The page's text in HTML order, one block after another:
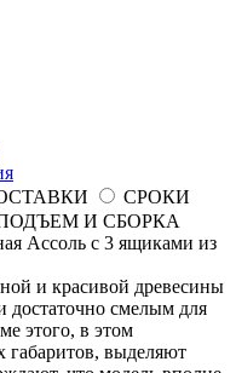
СРОКИ
И СБОРКА
Ассоль с 3 ящиками из
и красивой древесины
достаточно смелым для
этого, в этом
габаритов, выделяют